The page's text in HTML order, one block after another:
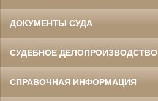
ДОКУМЕНТЫ СУДА
СУДЕБНОЕ ДЕЛОПРОИЗВОДСТВО
СПРАВОЧНАЯ ИНФОРМАЦИЯ